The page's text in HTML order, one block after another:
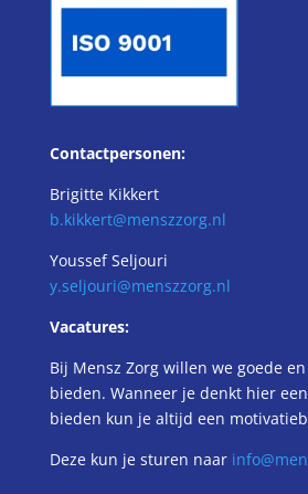
Contactpersonen:
Brigitte Kikkert
b.kikkert@menszzorg.nl
Youssef Seljouri
y.seljouri@menszzorg.nl
Vacatures:
Bij Mensz Zorg willen we goede
bieden. Wanneer je denkt hier
bieden kun je altijd een
Deze kun je sturen naar